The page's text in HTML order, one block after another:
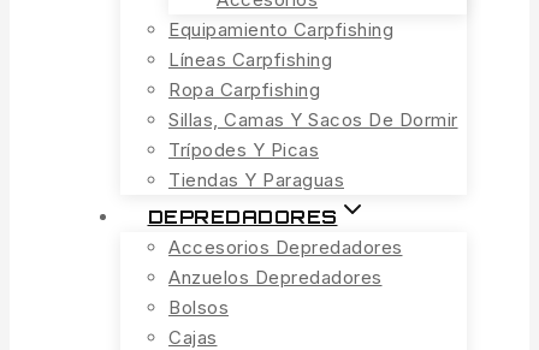
Equipamiento Carpfishing
Líneas Carpfishing
Ropa Carpfishing
Sillas, Camas Y Sacos De Dormir
Trípodes Y Picas
Tiendas Y Paraguas
DEPREDADORES
Accesorios Depredadores
Anzuelos Depredadores
Bolsos
Cajas